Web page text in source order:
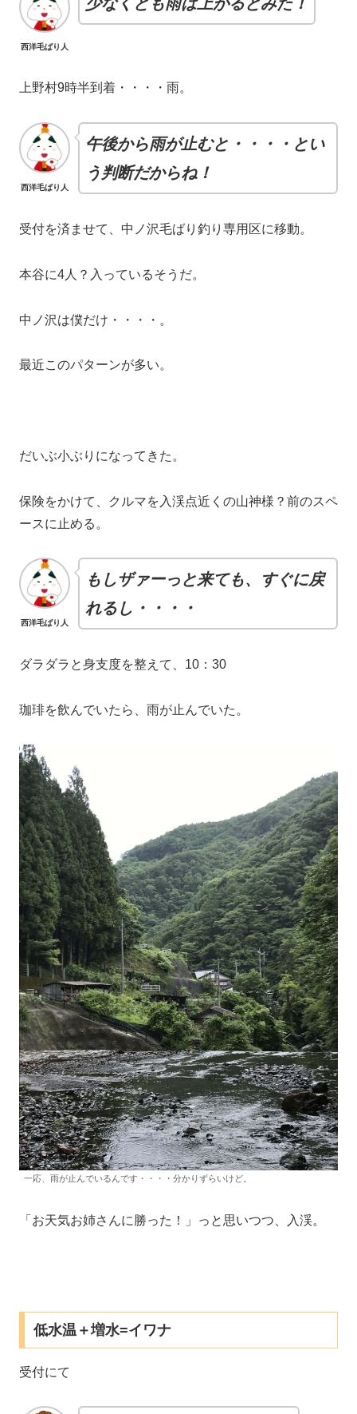
西洋毛ばり人
上野村9時半到着・・・・雨。
西洋毛ばり人
午後から雨が止むと・・・・とい
う判断だからね！
受付を済ませて、中ノ沢毛ばり釣り専用区に移動。
本谷に4人？入っているそうだ。
中ノ沢は僕だけ・・・・。
最近このパターンが多い。
だいぶ小ぶりになってきた。
保険をかけて、クルマを入渓点近くの山神様？前のスペ
ースに止める。
西洋毛ばり人
もしザァーっと来ても、すぐに戻
れるし・・・・
ダラダラと身支度を整えて、10：30
珈琲を飲んでいたら、雨が止んでいた。
一応、雨が止んでいるんです・・・・分かりずらいけど。
「お天気お姉さんに勝った！」っと思いつつ、入渓。
低水温＋増水=イワナ
受付にて